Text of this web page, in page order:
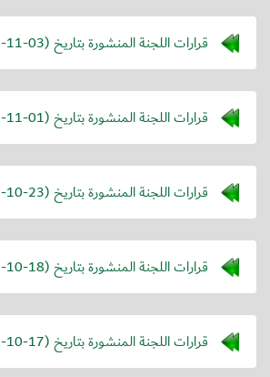
قرارات اللجنة المنشورة بتاريخ (11-03
قرارات اللجنة المنشورة بتاريخ (11-01
قرارات اللجنة المنشورة بتاريخ (10-23
قرارات اللجنة المنشورة بتاريخ (10-18
قرارات اللجنة المنشورة بتاريخ (10-17